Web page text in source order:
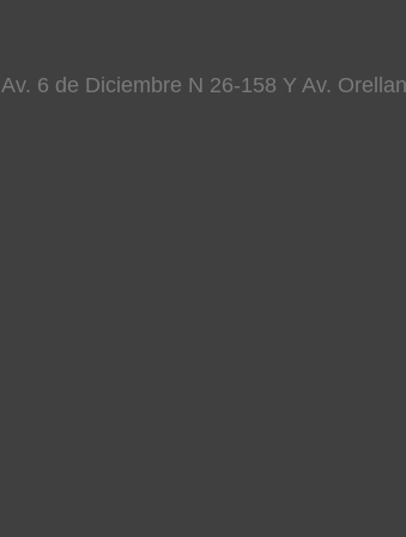
Av. 6 de Diciembre N 26-158 Y Av.